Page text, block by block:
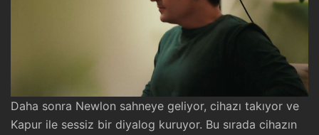
Daha sonra Newlon sahneye geliyor, cihazı takıyor ve
Kapur ile sessiz bir diyalog kuruyor. Bu sırada cihazın